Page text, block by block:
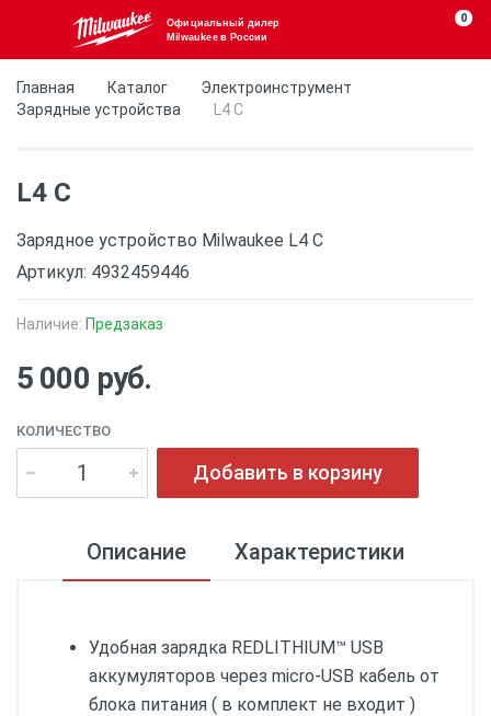
Официальный дилер
Milwaukee в России
0
Главная Каталог
Электроинструмент
Зарядные устройства
L4 C
L4 C
Зарядное устройство Milwaukee L4 C
Артикул: 4932459446
Наличие: Предзаказ
5 000 руб.
КОЛИЧЕСТВО
Добавить в корзину
Описание Характеристики
Удобная зарядка REDLITHIUM™ USB
аккумуляторов через micro-USB кабель от
блока питания ( в комплект не входит )